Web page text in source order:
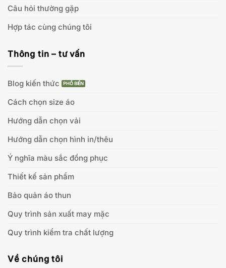
Câu hỏi thường gặp
Hợp tác cùng chúng tôi
Thông tin – tư vấn
Blog kiến thức
Cách chọn size áo
Hướng dẫn chọn vải
Hướng dẫn chọn hình in/thêu
Ý nghĩa màu sắc đồng phục
Thiết kế sản phẩm
Bảo quản áo thun
Quy trình sản xuất may mặc
Quy trình kiểm tra chất lượng
Về chúng tôi